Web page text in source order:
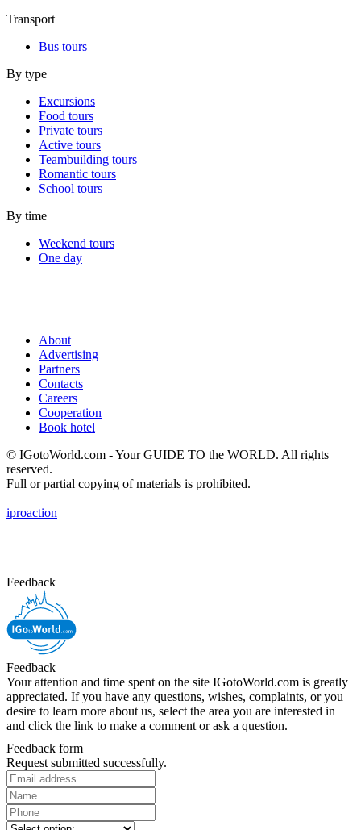
Transport
Bus tours
By type
Excursions
Food tours
Private tours
Active tours
Teambuilding tours
Romantic tours
School tours
By time
Weekend tours
One day
About
Advertising
Partners
Contacts
Careers
Cooperation
Book hotel
© IGotoWorld.com - Your GUIDE TO the WORLD. All rights
reserved.
Full or partial copying of materials is prohibited.
iproaction
Feedback
Feedback
Your attention and time spent on the site IGotoWorld.com is greatly
appreciated. If you have any questions, wishes, complaints, or you
desire to learn more about us, select the area you are interested in
and click the link to make a comment or ask a question.
Feedback form
Request submitted successfully.